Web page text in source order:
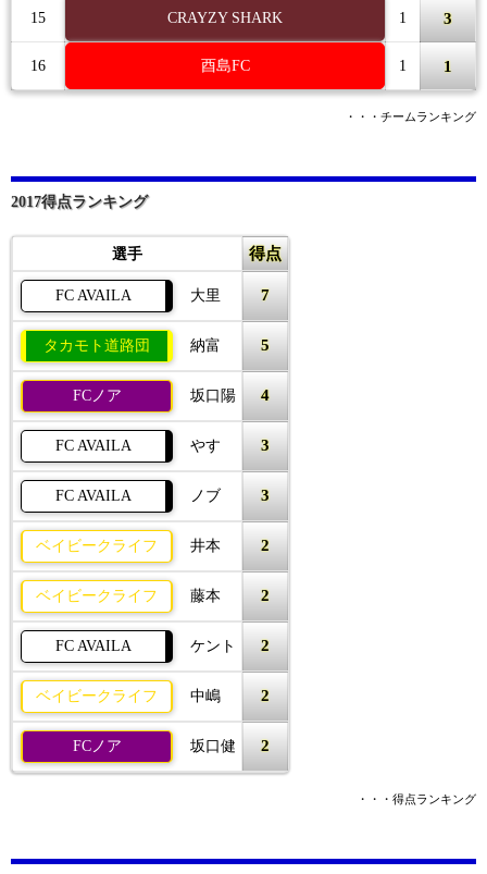
15 CRAYZY SHARK 1 3
16 酉島FC 1 1
・・・チームランキング
2017得点ランキング
選手 得点
FC AVAILA 大里 7
タカモト道路団 納富 5
FCノア 坂口陽 4
FC AVAILA やす 3
FC AVAILA ノブ 3
ベイビークライフ 井本 2
ベイビークライフ 藤本 2
FC AVAILA ケント 2
ベイビークライフ 中嶋 2
FCノア 坂口健 2
・・・得点ランキング